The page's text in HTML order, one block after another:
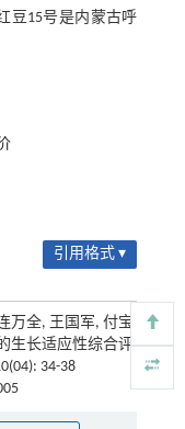
豆15号是内蒙古呼
引用格式 ▾
万全, 王国军, 付宝
生长适应性综合评
34-38